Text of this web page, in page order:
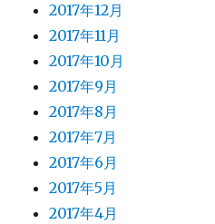
2017年12月
2017年11月
2017年10月
2017年9月
2017年8月
2017年7月
2017年6月
2017年5月
2017年4月